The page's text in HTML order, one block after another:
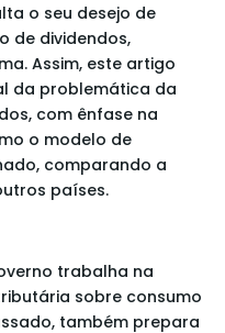
o seu desejo de
de dividendos,
Assim, este artigo
da problemática da
com ênfase na
o modelo de
comparando a
países.
trabalha na
sobre consumo
também prepara